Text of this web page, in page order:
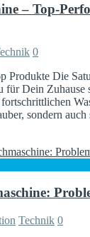
– Top-
0
Produkte Die
für Dein Zuhause
sondern
Technik 0